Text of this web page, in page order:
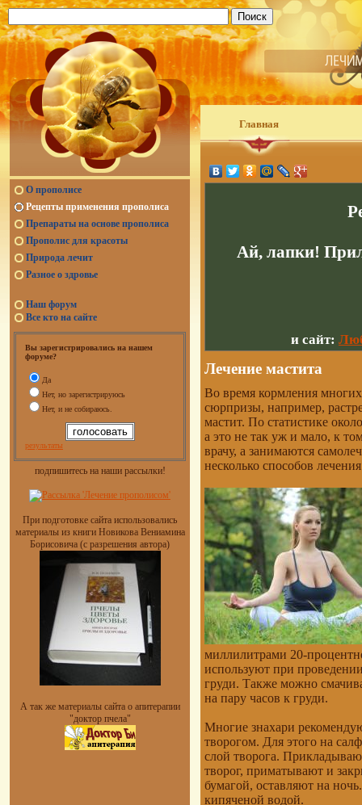
О прополисе
Рецепты применения прополиса
Препараты на основе прополиса
Прополис для красоты
Природа лечит
Разное о здровье
Наш форум
Все кто на сайте
Вы зарегистрировались на нашем
форуме?
Да
Нет, но зарегистрируюсь
Нет, и не собираюсь.
результаты
подпишитесь на наши рассылки!
При подготовке сайта использовались
материалы из книги Новикова Вениамина
Борисовича (с разрешения автора)
А так же материалы сайта о апитерапии
"доктор пчела"
Главная
Ай, лапки!
и сайт:
Лечение мастита
Во время кормления
сюрпризы, например,
мастит. По статистике
а это не так уж и мало, к
врачу, а занимаются
несколько способов
миллилитрами 20-
используют при
груди. Также можно
на пару часов к груди.
Многие знахари
творогом. Для этого на
слой творога.
творог, приматывают и
бумагой, оставляют на
кипяченой водой.